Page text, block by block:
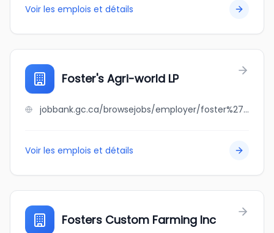
Voir les emplois et détails
Foster's Agri-world LP
jobbank.gc.ca/browsejobs/employer/foster%27s+agri-world+lp/ca
Voir les emplois et détails
Fosters Custom Farming Inc